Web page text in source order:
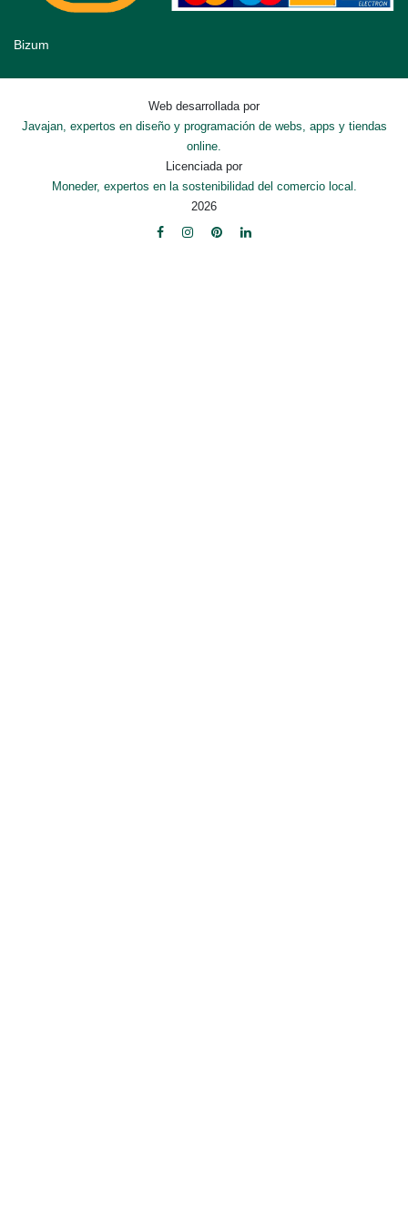
Bizum
Web desarrollada por
Javajan, expertos en diseño y programación de webs, apps y tiendas
online.
Licenciada por
Moneder, expertos en la sostenibilidad del comercio local.
2026